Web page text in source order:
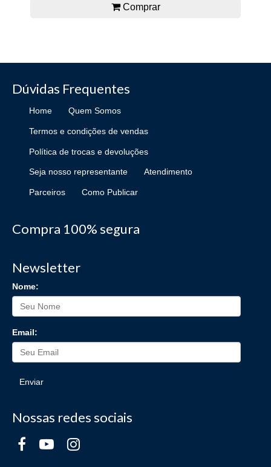
Comprar
Dúvidas Frequentes
Home Quem Somos
Termos e condições de vendas
Política de trocas e devoluções
Seja nosso representante Atendimento
Parceiros Como Publicar
Compra 100% segura
Newsletter
Nome:
Email:
Enviar
Nossas redes sociais